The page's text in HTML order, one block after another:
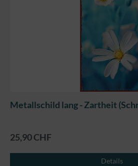
Metallschild lang - Zartheit
25,90 CHF
Details